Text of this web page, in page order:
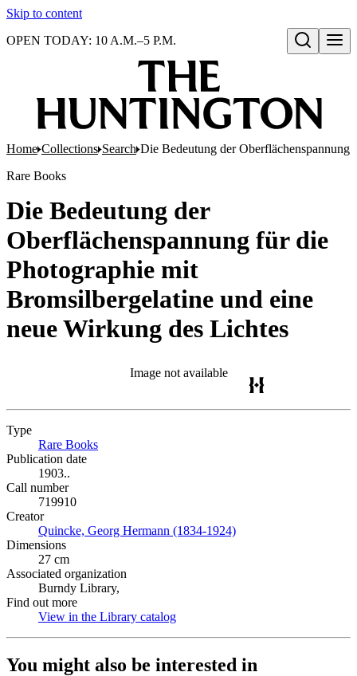
Skip to content
Open search
OPEN TODAY: 10 A.M.–5 P.M.
Home Collections Search Die Bedeutung der
Rare Books
Die Bedeutung der
Oberflächenspannung für die
Photographie mit
Bromsilbergelatine und eine
neue Wirkung des Lichtes
Image not available
Type
Rare Books
Publication date
1903..
Call number
719910
Creator
Quincke, Georg Hermann (1834-1924)
Dimensions
27 cm
Associated organization
Burndy Library,
Find out more
View in the Library catalog
You might also be interested in